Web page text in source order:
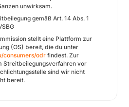
unwirksam.
gemäß Art. 14 Abs. 1
stellt eine Plattform zur
(OS) bereit, die du unter
consumers/odr findest. Zur
Streitbeilegungsverfahren vor
sind wir nicht
bereit.